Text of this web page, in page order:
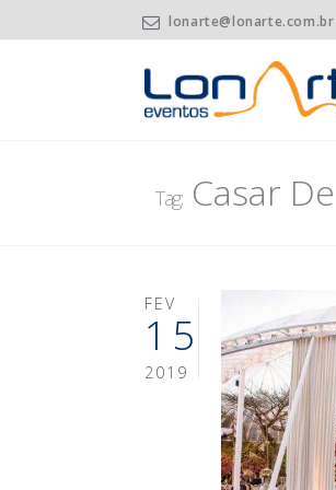
lonarte@lonarte.com.br
Tag:Casar
FEV
15
2019